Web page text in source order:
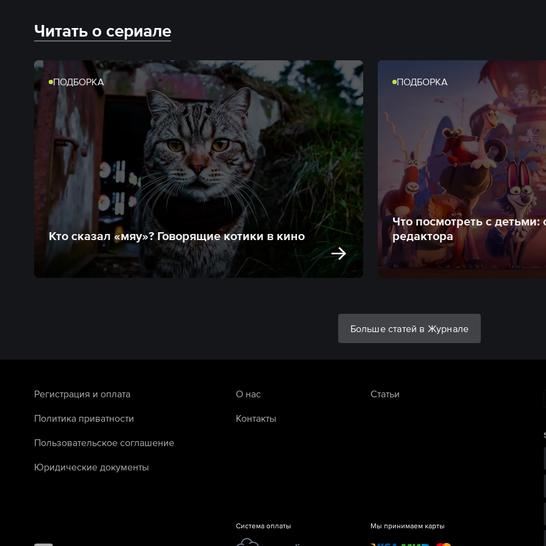
Читать о сериале
ПОДБОРКА
Кто сказал «мяу»? Говорящие котики в кино
ПОДБОРКА
Что посмотреть с
редактора
Больше статей в Журнале
Регистрация и оплата
Политика приватности
Пользовательское соглашение
Юридические документы
О нас
Контакты
Система оплаты
Статьи
Мы принимаем карты